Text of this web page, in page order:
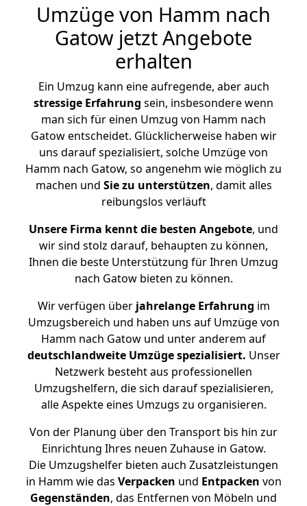
Umzüge von Hamm nach
Gatow jetzt Angebote
erhalten
Ein Umzug kann eine aufregende, aber auch
stressige Erfahrung sein, insbesondere wenn
man sich für einen Umzug von Hamm nach
Gatow entscheidet. Glücklicherweise haben wir
uns darauf spezialisiert, solche Umzüge von
Hamm nach Gatow, so angenehm wie möglich zu
machen und Sie zu unterstützen, damit alles
reibungslos verläuft
Unsere Firma kennt die besten Angebote, und
wir sind stolz darauf, behaupten zu können,
Ihnen die beste Unterstützung für Ihren Umzug
nach Gatow bieten zu können.
Wir verfügen überjahrelange Erfahrung im
Umzugsbereich und haben uns auf Umzüge von
Hamm nach Gatow und unter anderem auf
deutschlandweite Umzüge spezialisiert. Unser
Netzwerk besteht aus professionellen
Umzugshelfern, die sich darauf spezialisieren,
alle Aspekte eines Umzugs zu organisieren.
Von der Planung über den Transport bis hin zur
Einrichtung Ihres neuen Zuhause in Gatow.
Die Umzugshelfer bieten auch Zusatzleistungen
in Hamm wie das Verpacken und Entpacken von
Gegenständen, das Entfernen von Möbeln und